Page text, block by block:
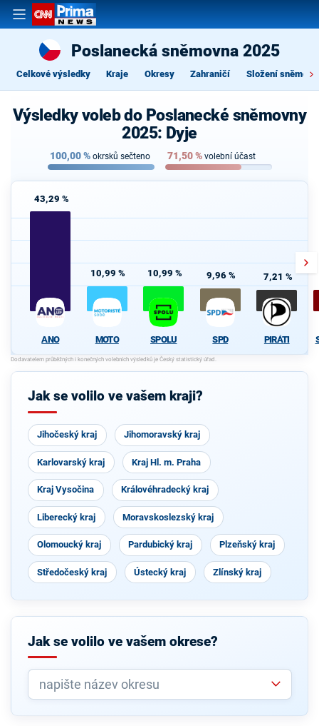
Poslanecká sněmovna 2025
Celkové výsledky Kraje Okresy Zahraničí Složení
Výsledky voleb do Poslanecké sněmovny
2025: Dyje
100,00% okrsků sečteno 71,50% volební účast
43,29 %
ANO
10,99 %
MOTO
10,99 %
SPOLU
9,96 %
SPD
7,21 %
PIRÁTI
Jak se volilo ve vašem kraji?
Jihočeský kraj Jihomoravský kraj
Karlovarský kraj Kraj Hl. m. Praha
Kraj Vysočina Královéhradecký kraj
Liberecký kraj Moravskoslezský kraj
Olomoucký kraj Pardubický kraj Plzeňský kraj
Středočeský kraj Ústecký kraj Zlínský kraj
Jak se volilo ve vašem okrese?